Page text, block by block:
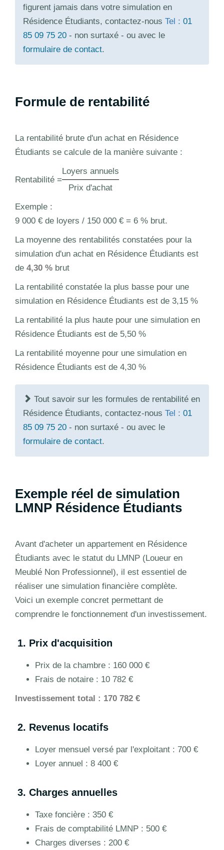
figurent jamais dans votre simulation en
Résidence Étudiants, contactez-nous Tel : 01
85 09 75 20 - non surtaxé - ou avec le
formulaire de contact.
Formule de rentabilité
La rentabilité brute d'un achat en Résidence
Étudiants se calcule de la manière suivante :
Rentabilité =
Loyers annuels
Prix d'achat
Exemple :
9 000 € de loyers / 150 000 € = 6 % brut.
La moyenne des rentabilités constatées pour la
simulation d'un achat en Résidence Étudiants est
de 4,30 % brut
La rentabilité constatée la plus basse pour une
simulation en Résidence Étudiants est de 3,15 %
La rentabilité la plus haute pour une simulation en
Résidence Étudiants est de 5,50 %
La rentabilité moyenne pour une simulation en
Résidence Étudiants est de 4,30 %
Tout savoir sur les formules de rentabilité en
Résidence Étudiants, contactez-nous Tel : 01
85 09 75 20 - non surtaxé - ou avec le
formulaire de contact.
Exemple réel de simulation
LMNP Résidence Étudiants
Avant d'acheter un appartement en Résidence
Étudiants avec le statut du LMNP (Loueur en
Meublé Non Professionnel), il est essentiel de
réaliser une simulation financière complète.
Voici un exemple concret permettant de
comprendre le fonctionnement d'un investissement.
1. Prix d'acquisition
Prix de la chambre : 160 000 €
Frais de notaire : 10 782 €
Investissement total : 170 782 €
2. Revenus locatifs
Loyer mensuel versé par l'exploitant : 700 €
Loyer annuel : 8 400 €
3. Charges annuelles
Taxe foncière : 350 €
Frais de comptabilité LMNP : 500 €
Charges diverses : 200 €